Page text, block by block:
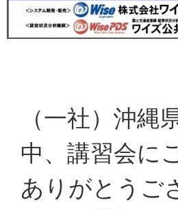
（一社）沖
中、講習会に
ありがとうご